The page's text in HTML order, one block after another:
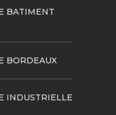
BATIMENT
BORDEAUX
INDUSTRIELLE